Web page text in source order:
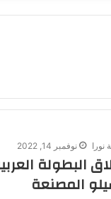
نورا نوفمبر 14, 2022
البطولة
المصنعة